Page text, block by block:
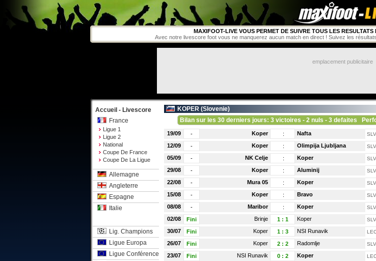
MAXIFOOT-LIVE VOUS PERMET DE SUIVRE TOUS LES
Avec notre livescore foot vous ne manquerez aucun match en direct ! Suivez les
emplacement publicitaire
Accueil - Livescore
France
Ligue 1
Ligue 2
National
Coupe De France
Coupe De La Ligue
Allemagne
Angleterre
Espagne
Italie
Lig. Champions
Ligue Europa
Ligue Conférence
KOPER (Slovenie)
Bilan sur les 30 derniers jours: 3 victoires - 2 nuls - 3 defaites
19/09 - Koper : Nafta
12/09 - Koper : Olimpija Ljubljana
05/09 - NK Celje : Koper
29/08 - Koper : Aluminij
22/08 - Mura 05 : Koper
15/08 - Koper : Bravo
08/08 - Maribor : Koper
02/08 Fini Brinje 1: 1 Koper
30/07 Fini Koper 1: 3 NSI Runavik
26/07 Fini Koper 2: 2 Radomlje
23/07 Fini NSI Runavik 0: 2 Koper